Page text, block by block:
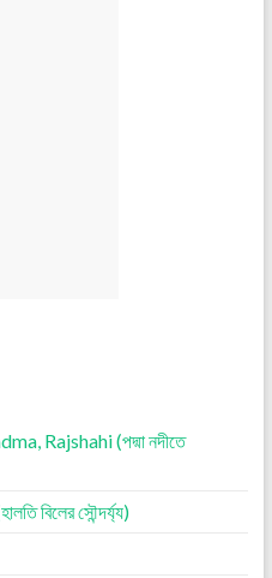
Rajshahi (পদ্মা নদীতে
বিলের সৌন্দর্য্য)